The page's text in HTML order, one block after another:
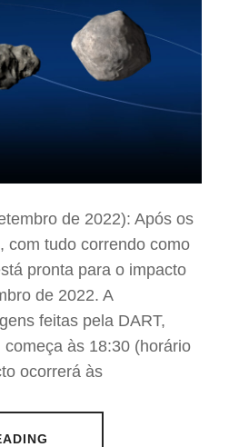
de 2022): Após os
com tudo correndo como
pronta para o impacto
de 2022. A
feitas pela DART,
às 18:30 (horário
ocorrerá às